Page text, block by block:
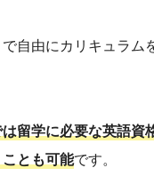
自由にカリキュラム
留学に必要な英語資
とも可能です。